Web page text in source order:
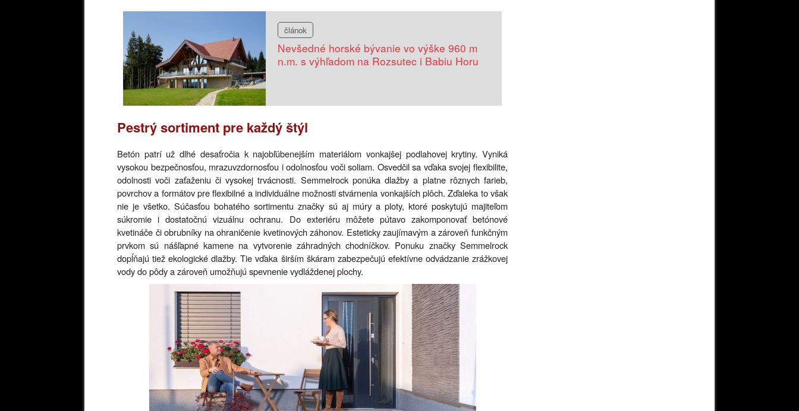
článok
Nevšedné horské bývanie vo výške 960 m
n.m. s výhľadom na Rozsutec i Babiu Horu
Pestrý sortiment pre každý štýl
Betón patrí už dlhé desaťročia k najobľúbenejším materiálom vonkajšej podlahovej krytiny. Vyniká
vysokou bezpečnosťou, mrazuvzdornosťou i odolnosťou voči soliam. Osvedčil sa vďaka svojej flexibilite,
odolnosti voči zaťaženiu či vysokej trvácnosti. Semmelrock ponúka dlažby a platne rôznych farieb,
povrchov a formátov pre flexibilné a individuálne možnosti stvárnenia vonkajších plôch. Zďaleka to však
nie je všetko. Súčasťou bohatého sortimentu značky sú aj múry a ploty, ktoré poskytujú majiteľom
súkromie i dostatočnú vizuálnu ochranu. Do exteriéru môžete pútavo zakomponovať betónové
kvetináče či obrubníky na ohraničenie kvetinových záhonov. Esteticky zaujímavým a zároveň funkčným
prvkom sú nášľapné kamene na vytvorenie záhradných chodníčkov. Ponuku značky Semmelrock
dopĺňajú tiež ekologické dlažby. Tie vďaka širším škáram zabezpečujú efektívne odvádzanie zrážkovej
vody do pôdy a zároveň umožňujú spevnenie vydláždenej plochy.